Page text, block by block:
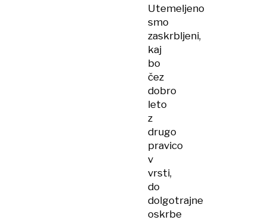
Utemeljeno
smo
zaskrbljeni,
kaj
bo
čez
dobro
leto
z
drugo
pravico
v
vrsti,
do
dolgotrajne
oskrbe